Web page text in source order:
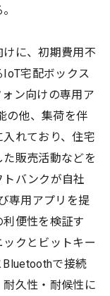
に、初期費用不
宅配ボックス
ン向けの専用ア
の他、集荷を伴
れており、住宅
販売活動などを
バンクが自社
専用アプリを提
便性を検証す
クとビットキー
で接続
久性・耐候性に